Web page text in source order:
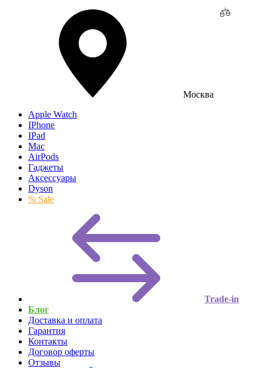
Москва
Apple Watch
IPhone
IPad
Mac
AirPods
Гаджеты
Аксессуары
Dyson
% Sale
Trade-in
Блог
Доставка и оплата
Гарантия
Контакты
Договор оферты
Отзывы